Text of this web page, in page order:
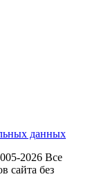
данных
2026 Все
сайта без